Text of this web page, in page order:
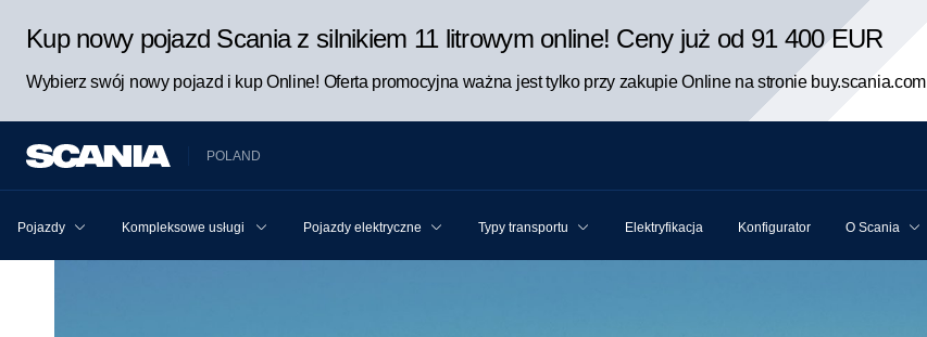
Kup nowy pojazd Scania z silnikiem 11 litrowym online! Ceny już od 91 400 EUR
Wybierz swój nowy pojazd i kup Online! Oferta promocyjna ważna jest tylko przy zakupie Online na stronie buy.scania.com
POLAND
Pojazdy Kompleksowe usługi Scania dla pojazdu i kierowcy
Pojazdy elektryczne Typy transportu Elektryfikacja Konfigurator O Scania